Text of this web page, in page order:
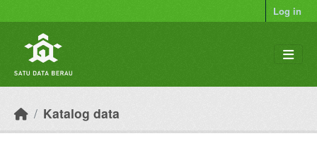
Log in
Katalog data